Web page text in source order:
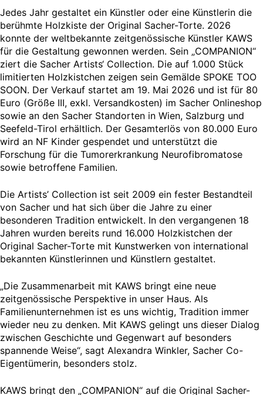
Jedes Jahr gestaltet ein Künstler oder eine Künstlerin die
berühmte Holzkiste der Original Sacher-Torte. 2026
konnte der weltbekannte zeitgenössische Künstler KAWS
für die Gestaltung gewonnen werden. Sein „COMPANION“
ziert die Sacher Artists‘ Collection. Die auf 1.000 Stück
limitierten Holzkistchen zeigen sein Gemälde SPOKE TOO
SOON. Der Verkauf startet am 19. Mai 2026 und ist für 80
Euro (Größe III, exkl. Versandkosten) im Sacher Onlineshop
sowie an den Sacher Standorten in Wien, Salzburg und
Seefeld-Tirol erhältlich. Der Gesamterlös von 80.000 Euro
wird an NF Kinder gespendet und unterstützt die
Forschung für die Tumorerkrankung Neurofibromatose
sowie betroffene Familien.
Die Artists’ Collection ist seit 2009 ein fester Bestandteil
von Sacher und hat sich über die Jahre zu einer
besonderen Tradition entwickelt. In den vergangenen 18
Jahren wurden bereits rund 16.000 Holzkistchen der
Original Sacher-Torte mit Kunstwerken von international
bekannten Künstlerinnen und Künstlern gestaltet.
„Die Zusammenarbeit mit KAWS bringt eine neue
zeitgenössische Perspektive in unser Haus. Als
Familienunternehmen ist es uns wichtig, Tradition immer
wieder neu zu denken. Mit KAWS gelingt uns dieser Dialog
zwischen Geschichte und Gegenwart auf besonders
spannende Weise“, sagt Alexandra Winkler, Sacher Co-
Eigentümerin, besonders stolz.
KAWS bringt den „COMPANION“ auf die Original Sacher-